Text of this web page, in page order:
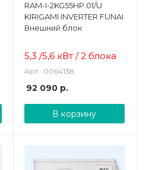
RAM-I-2KG55HP.01/U
KIRIGAMI INVERTER FUNAI
Внешний блок
5,3 /5,6 кВт / 2 блока
Арт.: 0064138
92 090р.
В корзину